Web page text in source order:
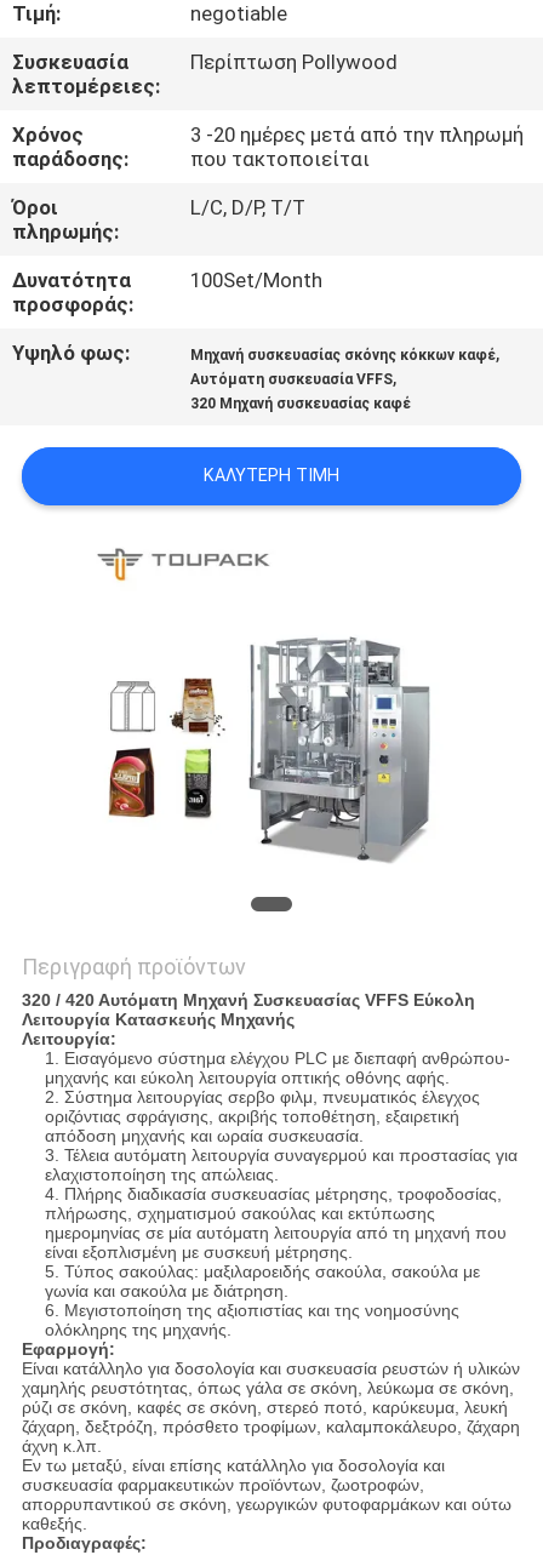
ΕΠΙΚΟΙΝΩΝΉΣΤΕ
ΜΑΖΊ
ΝΈΑ
ΥΠΟΘΈΣΕΙΣ
ΖΗΤΉΣΤΕ
SITEMAP
ΠΟΛΙΤΙΚΉ
Τιμή:
negotiable
Συσκευασία
λεπτομέρειες:
Περίπτωση Pollywood
Χρόνος
παράδοσης:
3 -20 ημέρες μετά από την πληρωμή
που τακτοποιείται
Όροι
πληρωμής:
L/C, D/P, T/T
Δυνατότητα
προσφοράς:
100Set/Month
Υψηλό φως: Μηχανή συσκευασίας σκόνης κόκκων καφέ,
Αυτόματη συσκευασία VFFS,
320 Μηχανή συσκευασίας καφέ
ΚΑΛΎΤΕΡΗ ΤΙΜΉ
Περιγραφή προϊόντων
320 / 420 Αυτόματη Μηχανή Συσκευασίας VFFS Εύκολη
Λειτουργία Κατασκευής Μηχανής
Λειτουργία:
1. Εισαγόμενο σύστημα ελέγχου PLC με διεπαφή ανθρώπου-
μηχανής και εύκολη λειτουργία οπτικής οθόνης αφής.
2. Σύστημα λειτουργίας σερβο φιλμ, πνευματικός έλεγχος
οριζόντιας σφράγισης, ακριβής τοποθέτηση, εξαιρετική
απόδοση μηχανής και ωραία συσκευασία.
3. Τέλεια αυτόματη λειτουργία συναγερμού και προστασίας για
ελαχιστοποίηση της απώλειας.
4. Πλήρης διαδικασία συσκευασίας μέτρησης, τροφοδοσίας,
πλήρωσης, σχηματισμού σακούλας και εκτύπωσης
ημερομηνίας σε μία αυτόματη λειτουργία από τη μηχανή που
είναι εξοπλισμένη με συσκευή μέτρησης.
5. Τύπος σακούλας: μαξιλαροειδής σακούλα, σακούλα με
γωνία και σακούλα με διάτρηση.
6. Μεγιστοποίηση της αξιοπιστίας και της νοημοσύνης
ολόκληρης της μηχανής.
Εφαρμογή:
Είναι κατάλληλο για δοσολογία και συσκευασία ρευστών ή υλικών
χαμηλής ρευστότητας, όπως γάλα σε σκόνη, λεύκωμα σε σκόνη,
ρύζι σε σκόνη, καφές σε σκόνη, στερεό ποτό, καρύκευμα, λευκή
ζάχαρη, δεξτρόζη, πρόσθετο τροφίμων, καλαμποκάλευρο, ζάχαρη
άχνη κ.λπ.
Εν τω μεταξύ, είναι επίσης κατάλληλο για δοσολογία και
συσκευασία φαρμακευτικών προϊόντων, ζωοτροφών,
απορρυπαντικού σε σκόνη, γεωργικών φυτοφαρμάκων και ούτω
καθεξής.
Προδιαγραφές: